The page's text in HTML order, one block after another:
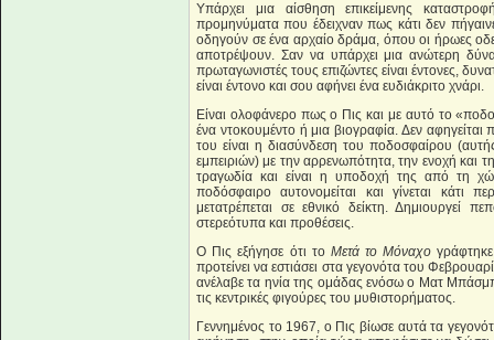
Υπάρχει μια αίσθηση επικείμενης
προμηνύματα που έδειχναν πως κάτι δεν
οδηγούν σε ένα αρχαίο δράμα, όπου οι ήρωες
αποτρέψουν. Σαν να υπάρχει μια ανώτερη
πρωταγωνιστές τους επιζώντες είναι έντονες,
είναι έντονο και σου αφήνει ένα ευδιάκριτο χνάρι.
Είναι ολοφάνερο πως ο Πις και με αυτό το
ένα ντοκουμέντο ή μια βιογραφία. Δεν
του είναι η διασύνδεση του ποδοσφαίρου
εμπειριών) με την αρρενωπότητα, την ενοχή και
τραγωδία και είναι η υποδοχή της από τη
ποδόσφαιρο αυτονομείται και γίνεται
μετατρέπεται σε εθνικό δείκτη. Δημιουργεί
στερεότυπα και προθέσεις.
Ο Πις εξήγησε ότι το Μετά το Μόναχο
προτείνει να εστιάσει στα γεγονότα του
ανέλαβε τα ηνία της ομάδας ενόσω ο Ματ
τις κεντρικές φιγούρες του μυθιστορήματος.
Γεννημένος το 1967, ο Πις βίωσε αυτά τα